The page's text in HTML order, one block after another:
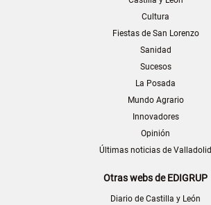
Cultura
Fiestas de San Lorenzo
Sanidad
Sucesos
La Posada
Mundo Agrario
Innovadores
Opinión
Últimas noticias de Valladolid
Otras webs de EDIGRUP
Diario de Castilla y León